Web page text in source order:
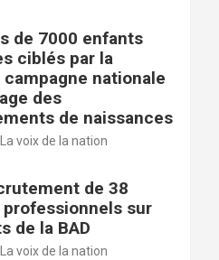
de 7000 enfants
ciblés par la
nationale
des
de naissances
La voix de la nation
de 38
sur
de la BAD
La voix de la nation